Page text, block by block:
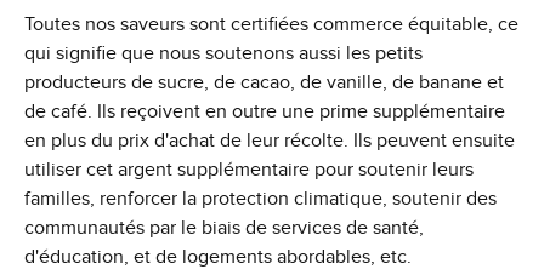
Toutes nos saveurs sont certifiées commerce équitable, ce
qui signifie que nous soutenons aussi les petits
producteurs de sucre, de cacao, de vanille, de banane et
de café. Ils reçoivent en outre une prime supplémentaire
en plus du prix d'achat de leur récolte. Ils peuvent ensuite
utiliser cet argent supplémentaire pour soutenir leurs
familles, renforcer la protection climatique, soutenir des
communautés par le biais de services de santé,
d'éducation, et de logements abordables, etc.